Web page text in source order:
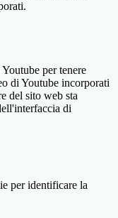
per tenere
di Youtube incorporati
del sito web sta
di
per identificare la